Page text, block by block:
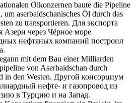
Ölkonzernen baute die Pipeline
aserbaidschanisches Öl durch das
zu transportieren. Для экспорта
Азери через Чёрное море
нефтяных компаний построил
mit dem Bau einer Milliarden
von Aserbaidschan durch
in den Westen. Другой консорциум
нефте- и газопровод из
в Турцию и на Запад.